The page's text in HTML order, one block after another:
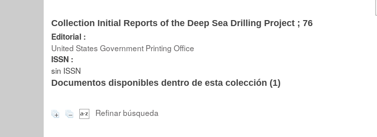
Collection Initial Reports of the Deep Sea Drilling Project ; 76
Editorial :
United States Government Printing Office
ISSN :
sin ISSN
Documentos disponibles dentro de esta colección (1)
Refinar búsqueda